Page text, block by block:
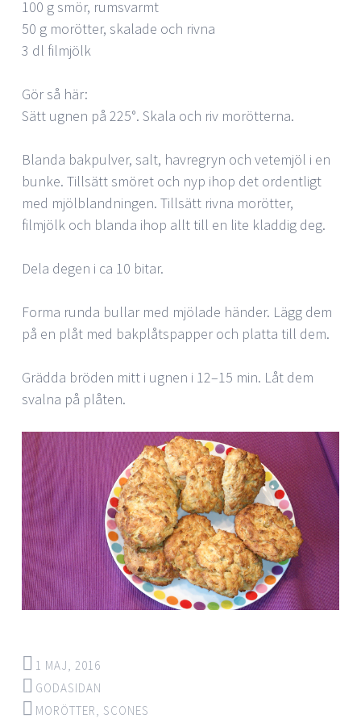
100 g smör, rumsvarmt
50 g morötter, skalade och rivna
3 dl filmjölk
Gör så här:
Sätt ugnen på 225°. Skala och riv morötterna.
Blanda bakpulver, salt, havregryn och vetemjöl i en
bunke. Tillsätt smöret och nyp ihop det ordentligt
med mjölblandningen. Tillsätt rivna morötter,
filmjölk och blanda ihop allt till en lite kladdig deg.
Dela degen i ca 10 bitar.
Forma runda bullar med mjölade händer. Lägg dem
på en plåt med bakplåtspapper och platta till dem.
Grädda bröden mitt i ugnen i 12–15 min. Låt dem
svalna på plåten.
1 MAJ, 2016
GODASIDAN
MORÖTTER, SCONES